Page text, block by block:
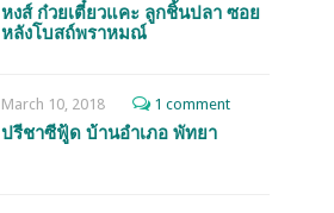
หงส์ ก๋วยเตี๋ยวแคะ ลูกชิ้นปลา ซอย
หลังโบสถ์พราหมณ์
March 10, 2018 1 comment
ปรีชาซีฟู้ด บ้านอำเภอ พัทยา